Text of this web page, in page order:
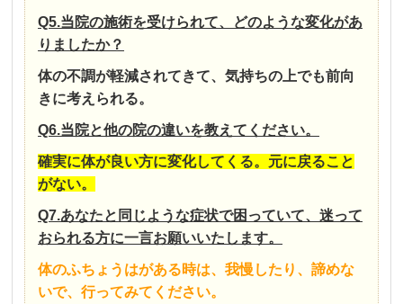
Q5.当院の施術を受けられて、どのような変化があ
りましたか？
体の不調が軽減されてきて、気持ちの上でも前向
きに考えられる。
Q6.当院と他の院の違いを教えてください。
確実に体が良い方に変化してくる。元に戻ること
がない。
Q7.あなたと同じような症状で困っていて、迷って
おられる方に一言お願いいたします。
体のふちょうはがある時は、我慢したり、諦めな
いで、行ってみてください。